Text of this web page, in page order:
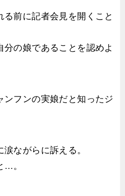
る前に記者会見を開くこと
分の娘であることを認めよ
ンフンの実娘だと知ったジ
ながらに訴える。
…。